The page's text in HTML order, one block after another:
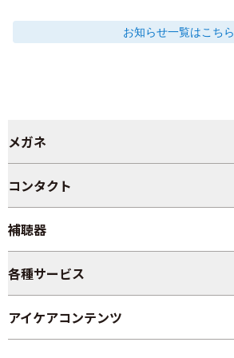
お知らせ一覧はこちら
メガネ
コンタクト
補聴器
各種サービス
アイケアコンテンツ